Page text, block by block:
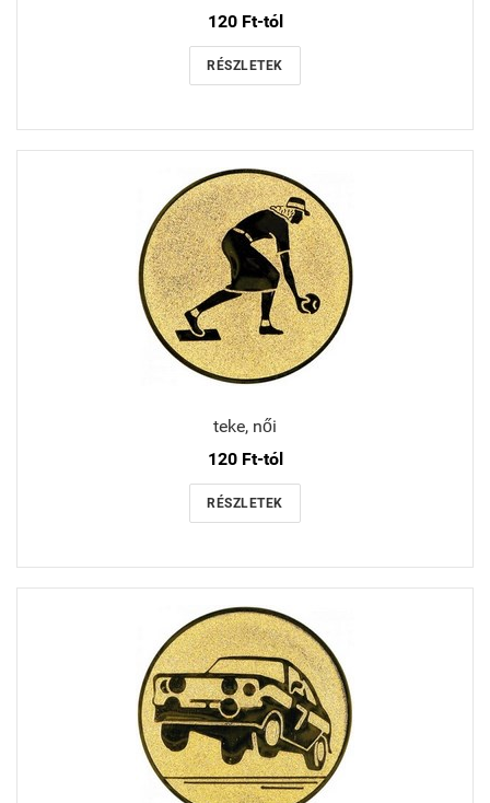
120 Ft-tól
RÉSZLETEK
teke, női
120 Ft-tól
RÉSZLETEK